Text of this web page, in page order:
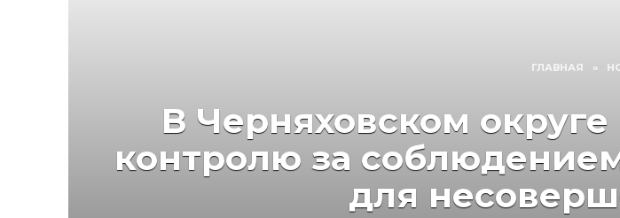
ГЛАВНАЯ »
В Черняховском
контролю за
для